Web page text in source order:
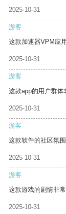
2025-10-31
游客
这款加速器VPM应
2025-10-31
游客
这款app的用户群体
2025-10-31
游客
这款软件的社区氛
2025-10-31
游客
这款游戏的剧情非
2025-10-31